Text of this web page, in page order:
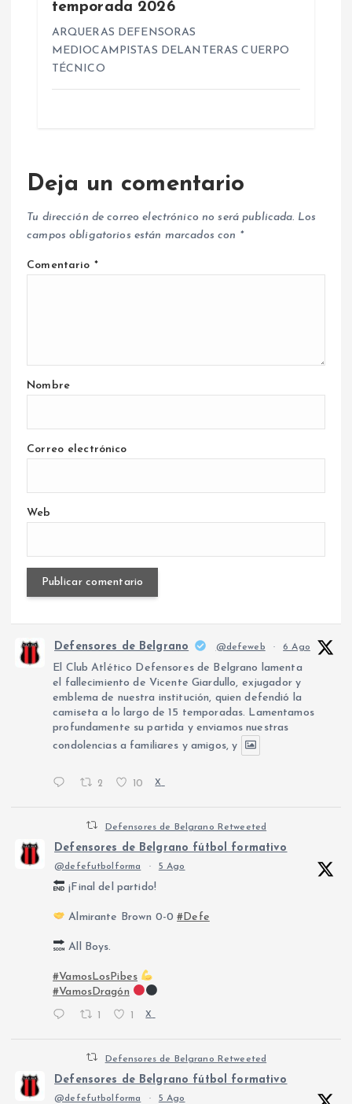
temporada 2026
ARQUERAS DEFENSORAS
MEDIOCAMPISTAS DELANTERAS CUERPO
TÉCNICO
Deja un comentario
Tu dirección de correo electrónico no será publicada. Los
campos obligatorios están marcados con *
Comentario *
Nombre
Correo electrónico
Web
Defensores de Belgrano @defeweb · 6 Ago
El Club Atlético Defensores de Belgrano lamenta
el fallecimiento de Vicente Giardullo, exjugador y
emblema de nuestra institución, quien defendió la
camiseta a lo largo de 15 temporadas. Lamentamos
profundamente su partida y enviamos nuestras
condolencias a familiares y amigos, y
2 10 X
Defensores de Belgrano Retweeted
Defensores de Belgrano fútbol formativo
@defefutbolforma · 5 Ago
¡Final del partido!
Almirante Brown 0-0#Defe
All Boys.
#VamosLosPibes
#VamosDragón
1 1 X
Defensores de Belgrano Retweeted
Defensores de Belgrano fútbol formativo
@defefutbolforma · 5 Ago